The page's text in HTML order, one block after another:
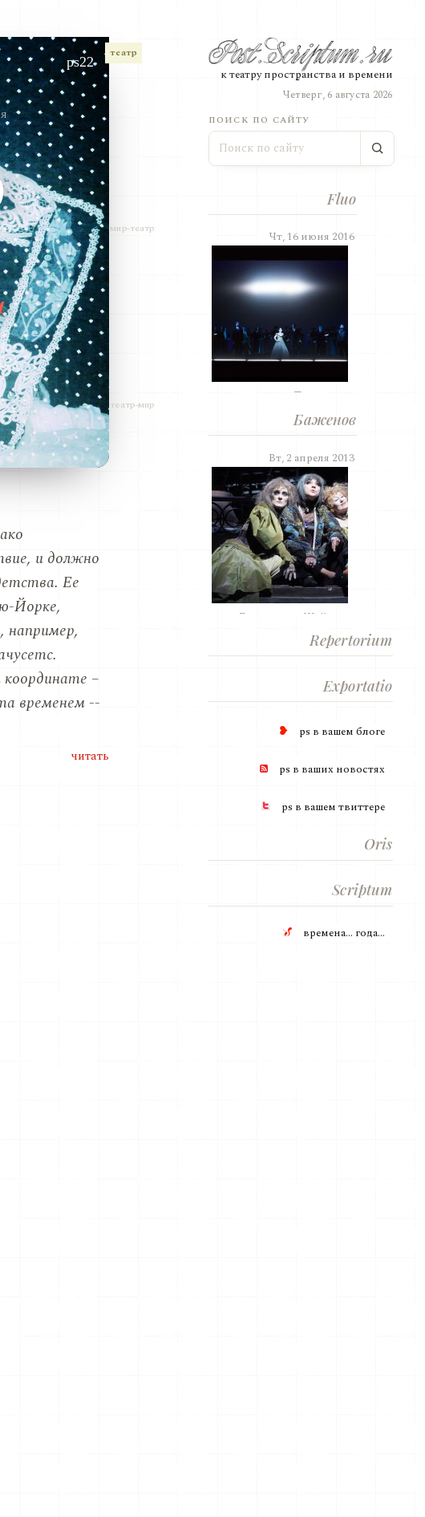
ps22
и должно
Ее
Йорке,
например,
–
временем --
читать
театр
мир-театр
театр-мир
к театру пространства и времени
Четверг, 6 августа 2026
ПОИСК ПО САЙТУ
Fluo
Чт, 16 июня 2016
«Травиата».
Баженов
Вт, 2 апреля 2013
«Безумная из Шайо»....
Repertorium
Exportatio
ps в вашем блогe
ps в ваших новостях
ps в вашем твиттере
Oris
Scriptum
времена... года...